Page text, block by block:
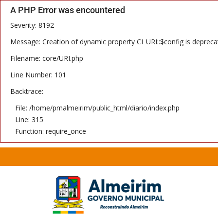
A PHP Error was encountered
Severity: 8192
Message: Creation of dynamic property CI_URI::$config is
Filename: core/URI.php
Line Number: 101
Backtrace:
File: /home/pmalmeirim/public_html/diario/index.php
Line: 315
Function: require_once